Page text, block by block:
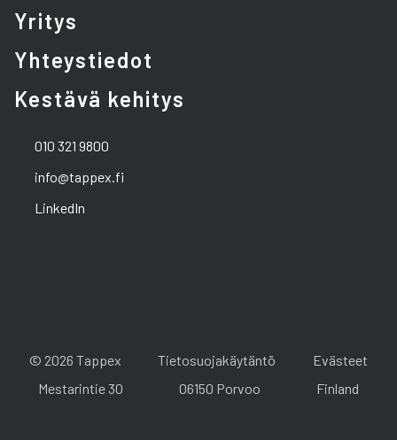
Yritys
Yhteystiedot
Kestävä kehitys
010 321 9800
info@tappex.fi
LinkedIn
© 2026 Tappex Tietosuojakäytäntö
Evästeet
Mestarintie 30
06150 Porvoo Finland